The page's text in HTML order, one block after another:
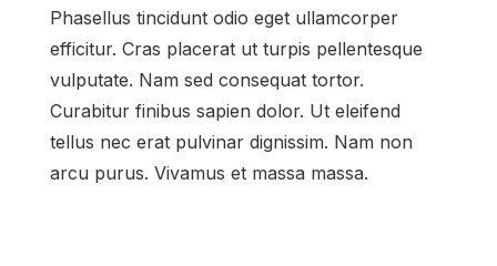
Phasellus tincidunt odio eget ullamcorper
efficitur. Cras placerat ut turpis pellentesque
vulputate. Nam sed consequat tortor.
Curabitur finibus sapien dolor. Ut eleifend
tellus nec erat pulvinar dignissim. Nam non
arcu purus. Vivamus et massa massa.